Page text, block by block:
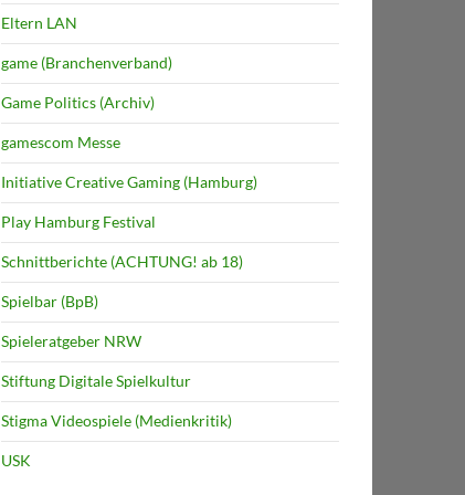
Eltern LAN
game (Branchenverband)
Game Politics (Archiv)
gamescom Messe
Initiative Creative Gaming (Hamburg)
Play Hamburg Festival
Schnittberichte (ACHTUNG! ab 18)
Spielbar (BpB)
Spieleratgeber NRW
Stiftung Digitale Spielkultur
Stigma Videospiele (Medienkritik)
USK